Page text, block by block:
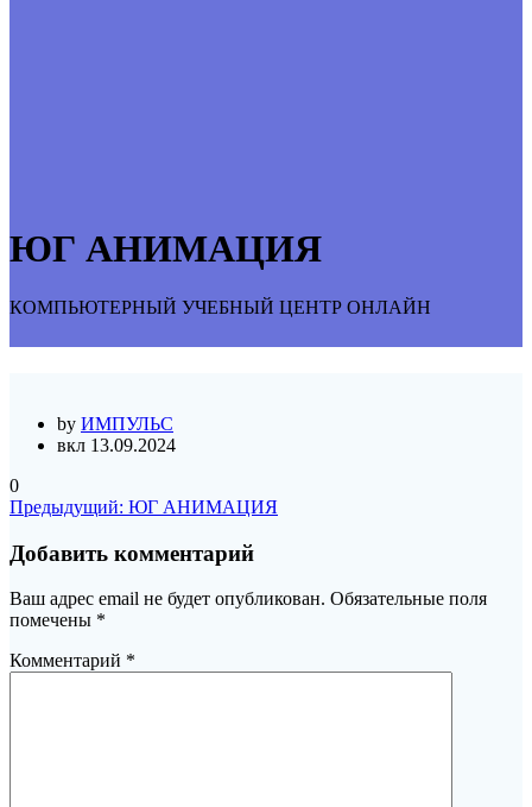
ЮГ АНИМАЦИЯ
КОМПЬЮТЕРНЫЙ УЧЕБНЫЙ ЦЕНТР ОНЛАЙН
by ИМПУЛЬС
вкл 13.09.2024
0
Навигация
по
записям
Предыдущий: Предыдущая
ЮГ АНИМАЦИЯ
Добавить комментарий
Ваш адрес email не будет опубликован. Обязательные поля
помечены *
Комментарий *